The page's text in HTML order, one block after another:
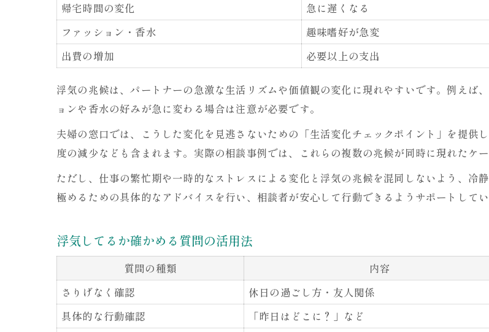
帰宅時間の変化
急に遅くなる
ファッション・香水
趣味嗜好が急変
出費の増加
必要以上の支出
浮気の兆候は、パートナーの急激な生活リズムや価値観の変化に現れやすいです。例えば
ョンや香水の好みが急に変わる場合は注意が必要です。
夫婦の窓口では、こうした変化を見逃さないための「生活変化チェックポイント」を提供
度の減少なども含まれます。実際の相談事例では、これらの複数の兆候が同時に現れたケ
ただし、仕事の繁忙期や一時的なストレスによる変化と浮気の兆候を混同しないよう、冷
極めるための具体的なアドバイスを行い、相談者が安心して行動できるようサポートしてい
浮気してるか確かめる質問の活用法
質問の種類 内容
さりげなく確認
休日の過ごし方・友人関係
具体的な行動確認
「昨日はどこに？」など